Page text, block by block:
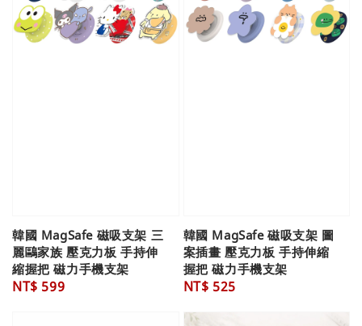
韓國 MagSafe 磁吸支架 三
麗鷗家族 壓克力板 手持伸
縮握把 磁力手機支架
Regular
NT$ 599
韓國 MagSafe 磁吸支架 圖
案插畫 壓克力板 手持伸縮
握把 磁力手機支架
Regular
NT$ 525